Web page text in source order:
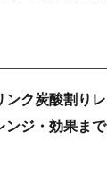
ンク炭酸割りレ
ンジ・効果まで